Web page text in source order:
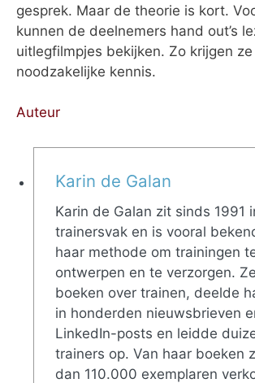
gesprek. Maar de theorie is kort.
kunnen de deelnemers hand out’s
uitlegfilmpjes bekijken. Zo krijgen
noodzakelijke kennis.
Auteur
Karin de Galan
Karin de Galan zit sinds 1991
trainersvak en is vooral
haar methode om trainingen
ontwerpen en te verzorgen.
boeken over trainen, deelde
in honderden nieuwsbrieven
LinkedIn-posts en leidde
trainers op. Van haar boeken
dan 110.000 exemplaren